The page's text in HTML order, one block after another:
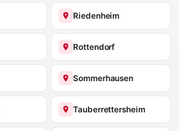
Riedenheim
Rottendorf
Sommerhausen
Tauberrettersheim